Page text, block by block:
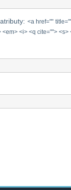
<a href=""
<i> <q cite=""> <s>